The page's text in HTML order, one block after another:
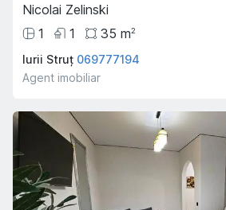
Nicolai Zelinski
1
1 35 m2
Iurii Struț 069777194
Agent imobiliar